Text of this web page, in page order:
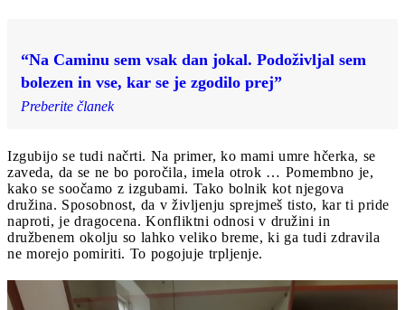
“Na Caminu sem vsak dan jokal. Podoživljal sem
bolezen in vse, kar se je zgodilo prej”
Preberite članek
Izgubijo se tudi načrti. Na primer, ko mami umre hčerka, se
zaveda, da se ne bo poročila, imela otrok … Pomembno je,
kako se soočamo z izgubami. Tako bolnik kot njegova
družina. Sposobnost, da v življenju sprejmeš tisto, kar ti pride
naproti, je dragocena. Konfliktni odnosi v družini in
družbenem okolju so lahko veliko breme, ki ga tudi zdravila
ne morejo pomiriti. To pogojuje trpljenje.